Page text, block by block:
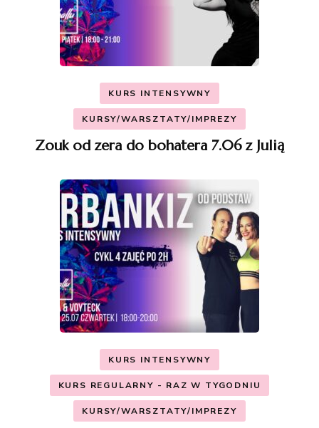
KURS INTENSYWNY
KURSY/WARSZTATY/IMPREZY
Zouk od zera do bohatera 7.06 z Julią
KURS INTENSYWNY
KURS REGULARNY - RAZ W TYGODNIU
KURSY/WARSZTATY/IMPREZY